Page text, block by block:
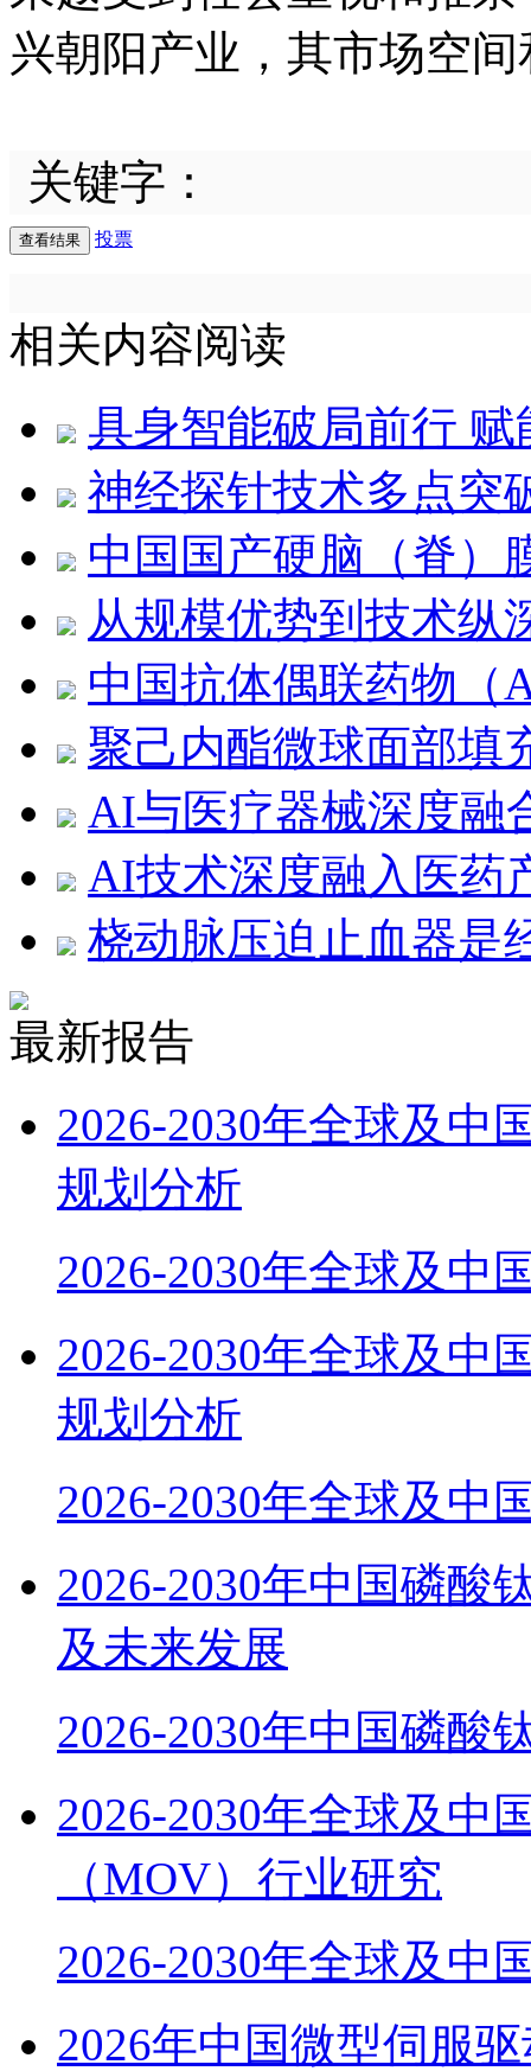
兴朝阳产业，其市场空
关键字：
投票
相关内容阅读
具身智能破局前行
神经探针技术多点突
中国国产硬脑（脊）
从规模优势到技术纵
中国抗体偶联药物（
聚己内酯微球面部填
AI与医疗器械深度融
AI技术深度融入医药
桡动脉压迫止血器是
最新报告
2026-2030年全球及中
规划分析
2026-2030年全球及中
2026-2030年全球及中
规划分析
2026-2030年全球及中
2026-2030年中国磷酸
及未来发展
2026-2030年中国磷酸
2026-2030年全球及中
（MOV）行业研究
2026-2030年全球及中
2026年中国微型伺服